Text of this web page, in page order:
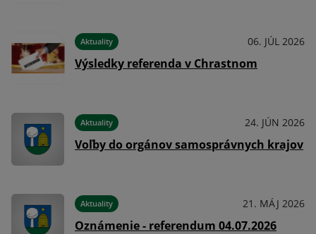
Aktuality 06. JÚL 2026
Výsledky referenda v Chrastnom
Aktuality 24. JÚN 2026
Voľby do orgánov samosprávnych krajov
Aktuality 21. MÁJ 2026
Oznámenie - referendum 04.07.2026